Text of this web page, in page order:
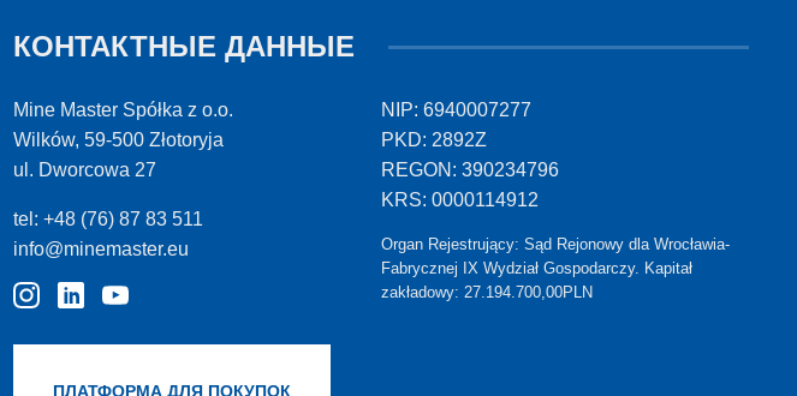
КОНТАКТНЫЕ ДАННЫЕ
Mine Master Spółka z o.o.
Wilków, 59-500 Złotoryja
ul. Dworcowa 27
tel: +48 (76) 87 83 511
info@minemaster.eu
ПЛАТФОРМА ДЛЯ ПОКУПОК
NIP: 6940007277
PKD: 2892Z
REGON: 390234796
KRS: 0000114912
Organ Rejestrujący: Sąd Rejonowy dla Wrocławia-
Fabrycznej IX Wydział Gospodarczy. Kapitał
zakładowy: 27.194.700,00PLN